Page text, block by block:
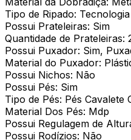
Tipo de Ripado:
Possui Prateleiras: Sim
Quantidade de Prateleiras:
Possui Puxador: Sim,
Material do Puxador:
Possui Nichos: Não
Possui Pés: Sim
Tipo de Pés: Pés Cavalete
Material Dos Pés: Mdp
Possui Regulagem de
Possui Rodízios: Não